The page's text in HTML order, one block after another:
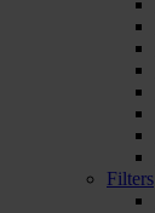
Filters